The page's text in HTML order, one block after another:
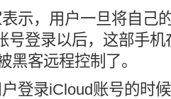
示，用户一旦将自己
号登录以后，这部手
黑客远程控制了。
登录iCloud账号的时